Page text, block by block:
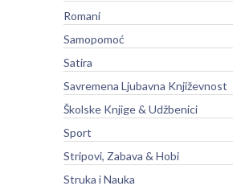
Romani
Samopomoć
Satira
Savremena Ljubavna Književnost
Školske Knjige & Udžbenici
Sport
Stripovi, Zabava & Hobi
Struka i Nauka